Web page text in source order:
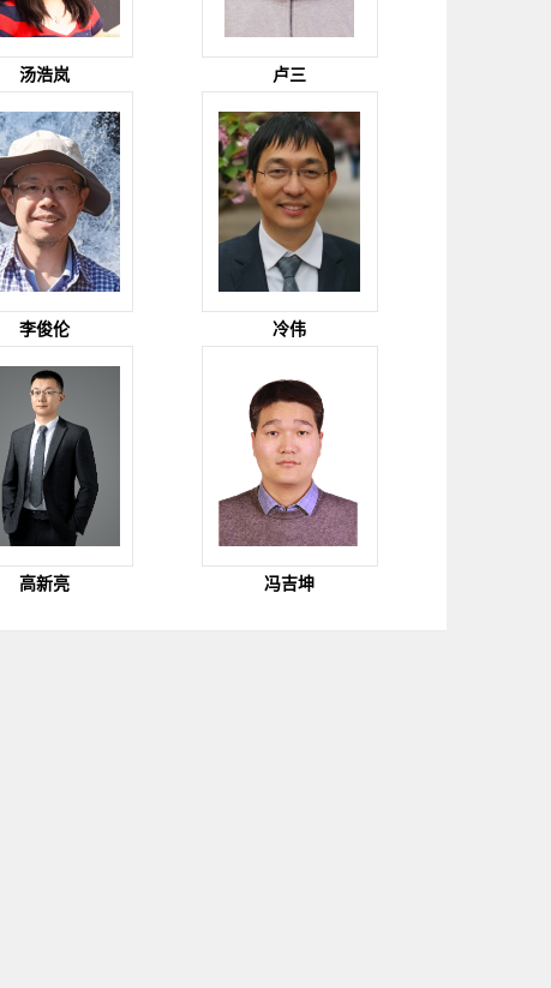
汤浩岚 卢三
李俊伦 冷伟
高新亮 冯吉坤